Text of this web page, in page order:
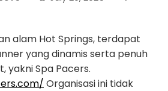
alam Hot Springs, terdapat
yang dinamis serta penuh
yakni Spa Pacers.
Organisasi ini tidak